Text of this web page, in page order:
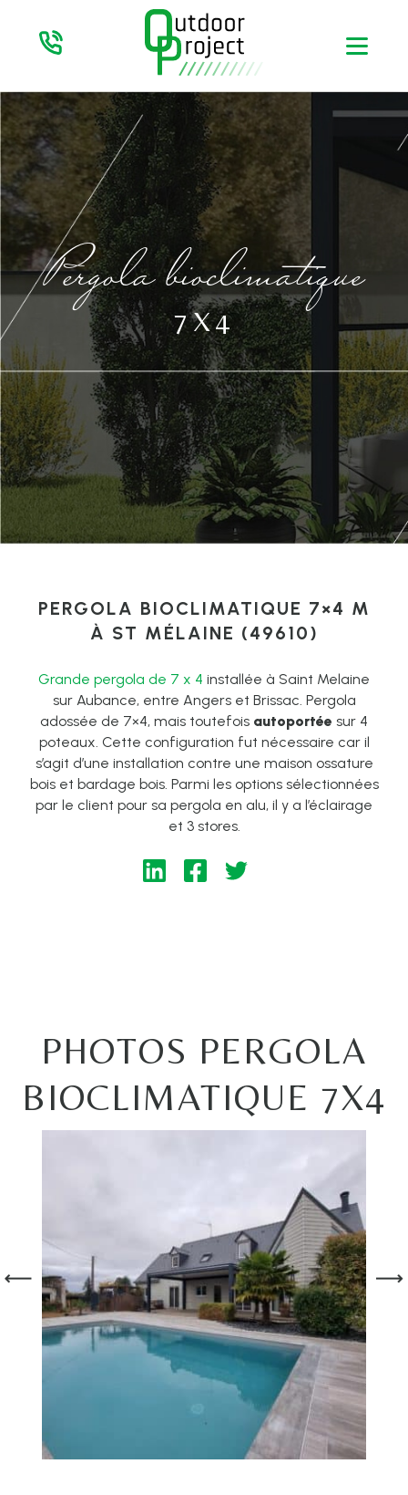
Pergola bioclimatique
7X4
PERGOLA BIOCLIMATIQUE 7×4 M
À ST MÉLAINE (49610)
Grande pergola de 7 x 4 installée à Saint Melaine
sur Aubance, entre Angers et Brissac. Pergola
adossée de 7×4, mais toutefois autoportée sur 4
poteaux. Cette configuration fut nécessaire car il
s’agit d’une installation contre une maison ossature
bois et bardage bois. Parmi les options sélectionnées
par le client pour sa pergola en alu, il y a l’éclairage
et 3 stores.
PHOTOS PERGOLA
BIOCLIMATIQUE 7X4